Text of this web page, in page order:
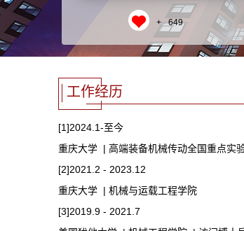
+ 649
工作经历
[1]2024.1-至今
重庆大学 | 高端装备机械传动全国重点实
[2]2021.2 - 2023.12
重庆大学 | 机械与运载工程学院
[3]2019.9 - 2021.7